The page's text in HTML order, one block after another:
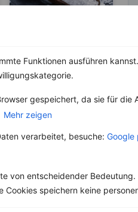
Funktionen ausführen
gespeichert, da sie für die
Mehr zeigen
verarbeitet, besuche: Google
von entscheidender Bedeutung.
Cookies speichern keine
KRÄUTER & GEWÜRZE
Salz – Die
Abnehmbremse
Salz ist ein
lebenswichtiger Stoff
und aus unserer Küche